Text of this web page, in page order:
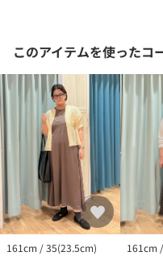
ニットなのでジャストサイズ
ご使用に伴い多少馴染んでき
35：23．5
45：24．5
（手洗いの場合）
・シューズ専用シャンプー
し、ブラシを使って汚れを綺
・洗剤が残らないように十
・強くこすりすぎると変色
このアイテムを使ったコ
161cm / 35(23.5cm) 161cm